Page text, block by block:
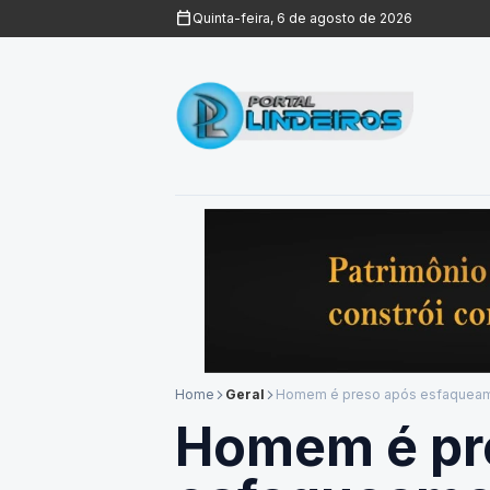
calendar_today Quinta-feira, 6 de agosto de 2026
Home arrow_forward_ios Geral arrow_forward_ios Homem é preso após
Homem é